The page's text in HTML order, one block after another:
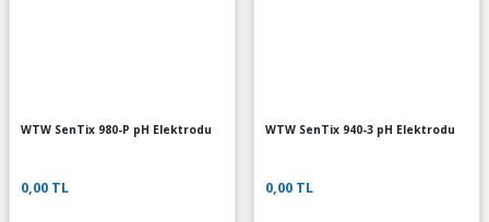
WTW SenTix 980-P pH Elektrodu
0,00 TL
WTW SenTix 940-3 pH Elektrodu
0,00 TL